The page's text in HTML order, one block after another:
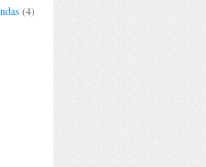
(4)